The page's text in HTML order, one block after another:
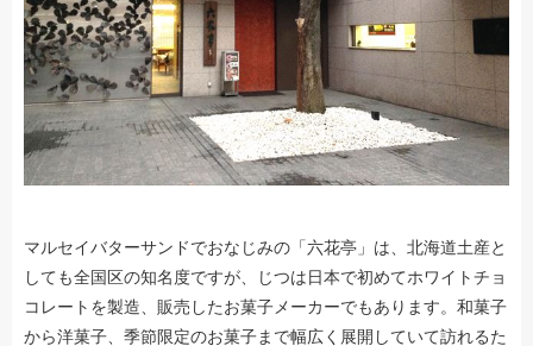
マルセイバターサンドでおなじみの「六花亭」は、北海道土産と
しても全国区の知名度ですが、じつは日本で初めてホワイトチョ
コレートを製造、販売したお菓子メーカーでもあります。和菓子
から洋菓子、季節限定のお菓子まで幅広く展開していて訪れるた